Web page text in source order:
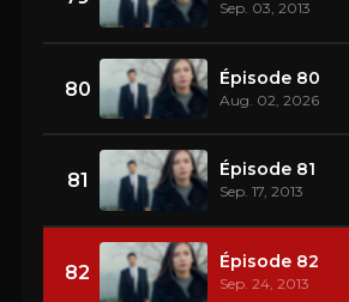
Sep. 03, 2013
80 Épisode 80
Aug. 02, 2026
81 Épisode 81
Sep. 17, 2013
82 Épisode 82
Sep. 24, 2013